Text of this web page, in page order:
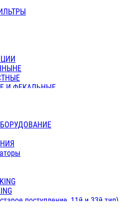
/ СОЕДИНИТЕЛЬНЫЕ
РЕЗЬБОЙ
ДВУХСЛ.
И ФЕКАЛЬНЫЕ
поступление, 11й и 33й тип)